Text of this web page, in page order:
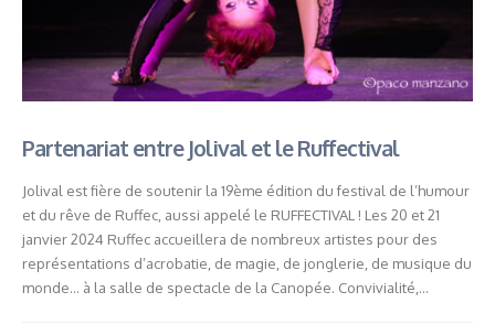
Partenariat entre Jolival et le Ruffectival
Jolival est fière de soutenir la 19ème édition du festival de l’humour
et du rêve de Ruffec, aussi appelé le RUFFECTIVAL ! Les 20 et 21
janvier 2024 Ruffec accueillera de nombreux artistes pour des
représentations d’acrobatie, de magie, de jonglerie, de musique du
monde… à la salle de spectacle de la Canopée. Convivialité,...